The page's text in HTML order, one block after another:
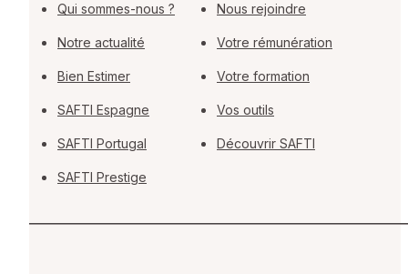
Qui sommes-nous ?
Notre actualité
Bien Estimer
SAFTI Espagne
SAFTI Portugal
SAFTI Prestige
Nous rejoindre
Votre rémunération
Votre formation
Vos outils
Découvrir SAFTI